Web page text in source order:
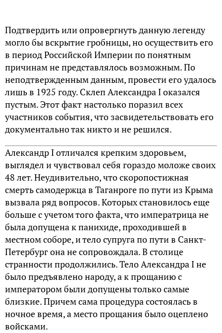
Подтвердить или опровергнуть данную легенду
могло бы вскрытие гробницы, но осуществить его
в период Российской Империи по понятным
причинам не представлялось возможным. По
неподтвержденным данным, провести его удалось
лишь в 1925 году. Склеп Александра I оказался
пустым. Этот факт настолько поразил всех
участников события, что засвидетельствовать его
документально так никто и не решился.
Александр I отличался крепким здоровьем,
выглядел и чувствовал себя гораздо моложе своих
48 лет. Неудивительно, что скоропостижная
смерть самодержца в Таганроге по пути из Крыма
вызвала ряд вопросов. Которых становилось еще
больше с учетом того факта, что императрица не
была допущена к панихиде, проходившей в
местном соборе, и тело супруга по пути в Санкт-
Петербург она не сопровождала. В столице
странности продолжились. Тело Александра I не
было предъявлено народу, а к прощанию с
императором были допущены только самые
близкие. Причем сама процедура состоялась в
ночное время, а место прощания было оцеплено
войсками.